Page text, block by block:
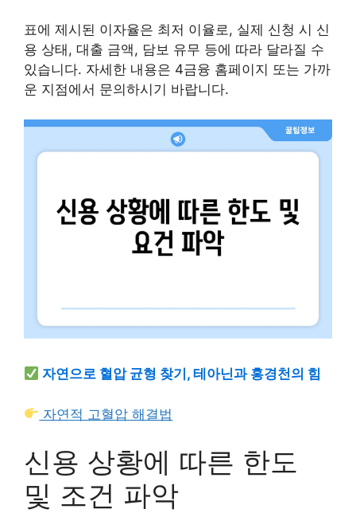
표에 제시된 이자율은 최저 이율로, 실제 신청 시 신
용 상태, 대출 금액, 담보 유무 등에 따라 달라질 수
있습니다. 자세한 내용은 4금융 홈페이지 또는 가까
운 지점에서 문의하시기 바랍니다.
자연으로 혈압 균형 찾기, 테아닌과 홍경천의 힘
자연적 고혈압 해결법
신용 상황에 따른 한도
및 조건 파악